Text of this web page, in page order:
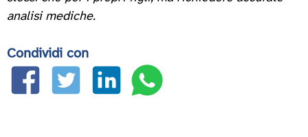
analisi mediche.
Condividi con